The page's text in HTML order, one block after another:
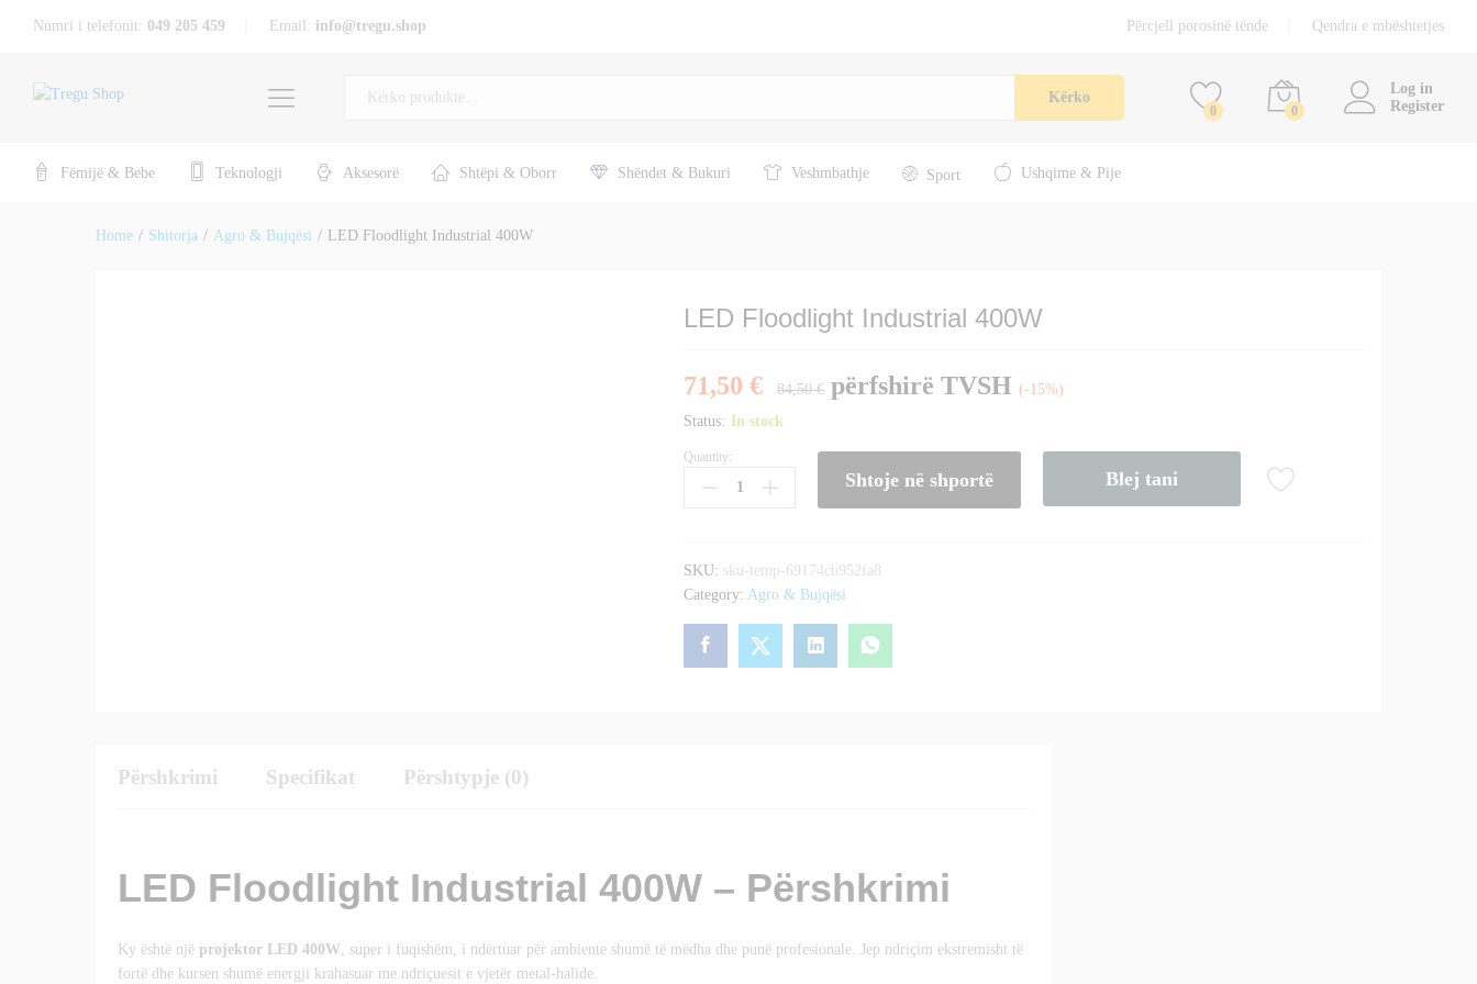
Numri i telefonit: 049 205 459 Email: info@tregu.shop Përcjell porosinë tënde Qendra e mbështetjes
Të gjitha Kërko
0 0
Log in
Register
Fëmijë & Bebe Teknologji Aksesorë Shtëpi & Oborr Shëndet & Bukuri Veshmbathje Sport Ushqime & Pije
Home / Shitorja / Agro & Bujqësi / LED Floodlight Industrial 400W
LED Floodlight Industrial 400W
71,50€ 84,50€ përfshirë TVSH (-15%)
Status: In stock
LED
Floodlight
Quantity:
Shtoje në shportë Blej tani
SKU: sku-temp-69174cb952fa8
Category:Agro & Bujqësi
Përshkrimi Specifikat Përshtypje (0)
LED Floodlight Industrial 400W – Përshkrimi
Ky është një projektor LED 400W, super i fuqishëm, i ndërtuar për ambiente shumë të mëdha dhe punë profesionale. Jep ndriçim ekstremisht të
fortë dhe kursen shumë energji krahasuar me ndriçuesit e vjetër metal-halide.
LED Floodlight Industrial 400W Shtoje në shportë